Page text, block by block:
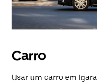
Carro
Usar um carro em